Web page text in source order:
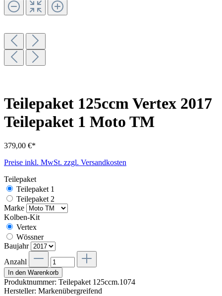
Teilepaket 125ccm Vertex 2017
Teilepaket 1 Moto TM
379,00 €*
Preise inkl. MwSt. zzgl. Versandkosten
Teilepaket
Teilepaket 1
Teilepaket 2
Marke
Kolben-Kit
Vertex
Wössner
Baujahr
Anzahl
In den Warenkorb
Produktnummer: Teilepaket 125ccm.1074
Hersteller: Markenübergreifend